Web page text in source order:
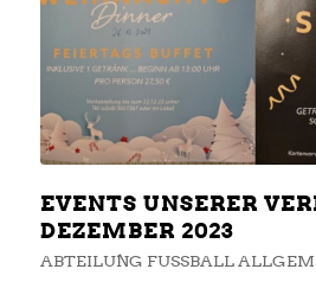
EVENTS UNSERER
DEZEMBER 2023
ABTEILUNG FUSSBALL